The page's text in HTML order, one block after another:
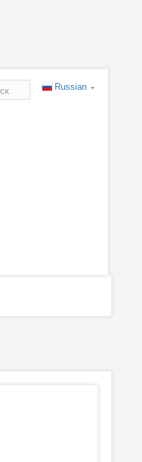
Russian